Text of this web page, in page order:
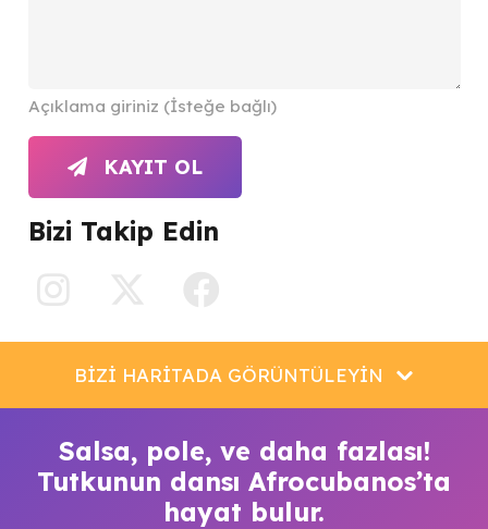
Açıklama giriniz (İsteğe bağlı)
KAYIT OL
Bizi Takip Edin
BİZİ HARİTADA GÖRÜNTÜLEYİN
Salsa, pole, ve daha fazlası!
Tutkunun dansı Afrocubanos’ta
hayat bulur.